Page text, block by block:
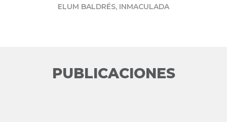
ELUM BALDRÉS, INMACULADA
PUBLICACIONES